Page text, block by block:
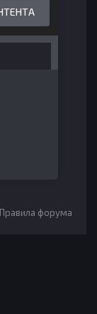
Правила форума